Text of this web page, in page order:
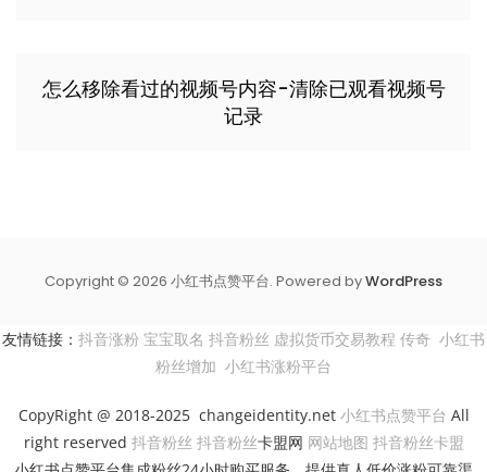
怎么移除看过的视频号内容-清除已观看视频号
记录
Copyright © 2026 小红书点赞平台. Powered byWordPress
友情链接： 抖音涨粉 宝宝取名 抖音粉丝 虚拟货币交易教程 传奇 小红书
粉丝增加 小红书涨粉平台
CopyRight @ 2018-2025 changeidentity.net 小红书点赞平台 All
right reserved 抖音粉丝 抖音粉丝卡盟网 网站地图 抖音粉丝卡盟